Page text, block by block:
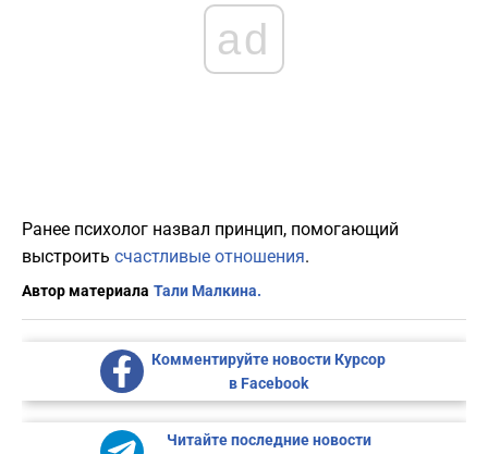
ad
Ранее психолог назвал принцип, помогающий
выстроить счастливые отношения.
Автор материала Тали Малкина.
Комментируйте новости Курсор
в Facebook
Читайте последние новости